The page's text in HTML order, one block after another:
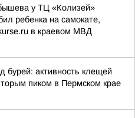
у ТЦ «Колизей»
ребенка на самокате,
в краевом МВД
бурей: активность клещей
пиком в Пермском крае